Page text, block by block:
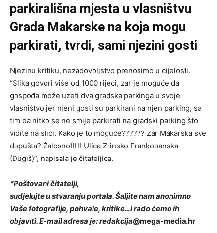
parkirališna mjesta u vlasništvu
Grada Makarske na koja mogu
parkirati, tvrdi, sami njezini gosti
Njezinu kritiku, nezadovoljstvo prenosimo u cijelosti.
“Slika govori više od 1000 rijeci, zar je moguće da
gospođa može uzeti dva gradska parkinga u svoje
vlasništvo jer njeni gosti su parkirani na njen parking, sa
tim da nitko se ne smije parkirati na gradski parking što
vidite na slici. Kako je to moguće?????? Zar Makarska sve
dopušta? Žalosno!!!!!! Ulica Zrinsko Frankopanska
(Dugiš)”, napisala je čitateljica.
*Poštovani čitatelji,
sudjelujte u stvaranju portala. Šaljite nam anonimno
Vaše fotografije, pohvale, kritike…i rado ćemo ih
objaviti. E-mail adresa je: redakcija@mega-media.hr